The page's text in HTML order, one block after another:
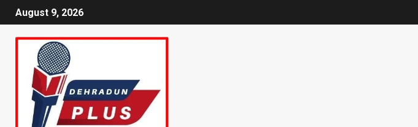
August 9, 2026